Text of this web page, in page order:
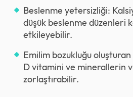
Beslenme yetersizliği:
düşük beslenme düzenleri
etkileyebilir.
Emilim bozukluğu oluşturan
D vitamini ve minerallerin
zorlaştırabilir.